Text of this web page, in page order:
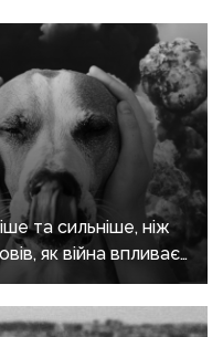
та сильніше, ніж
як війна впливає